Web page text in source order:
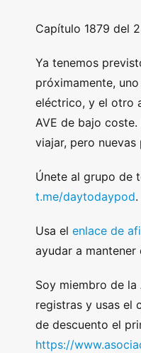
Capítulo 1879 del
Ya tenemos
próximamente,
eléctrico, y el otro
AVE de bajo
viajar, pero nuevas
Únete al grupo de
t.me/daytodaypod.
Usa el enlace de
ayudar a mantener
Soy miembro de
registras y usas el
de descuento el
https://